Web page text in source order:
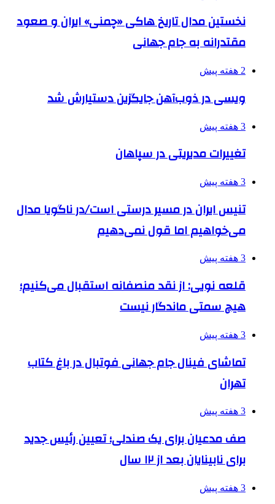
نخستین مدال تاریخ هاکی «چمنی» ایران و صعود
مقتدرانه به جام جهانی
2 هفته پیش
ویسی در ذوب‌آهن جایگزین دستیارش شد
3 هفته پیش
تغییرات مدیریتی در سپاهان
3 هفته پیش
تنیس ایران در مسیر درستی است/در ناگویا مدال
می‌خواهیم اما قول نمی‌دهیم
3 هفته پیش
قلعه نویی: از نقد منصفانه استقبال می‌کنیم؛
هیچ سمتی ماندگار نیست
3 هفته پیش
تماشای فینال جام جهانی فوتبال در باغ کتاب
تهران
3 هفته پیش
صف مدعیان برای یک صندلی؛ تعیین رئیس جدید
برای نابینایان بعد از ۱۲ سال
3 هفته پیش